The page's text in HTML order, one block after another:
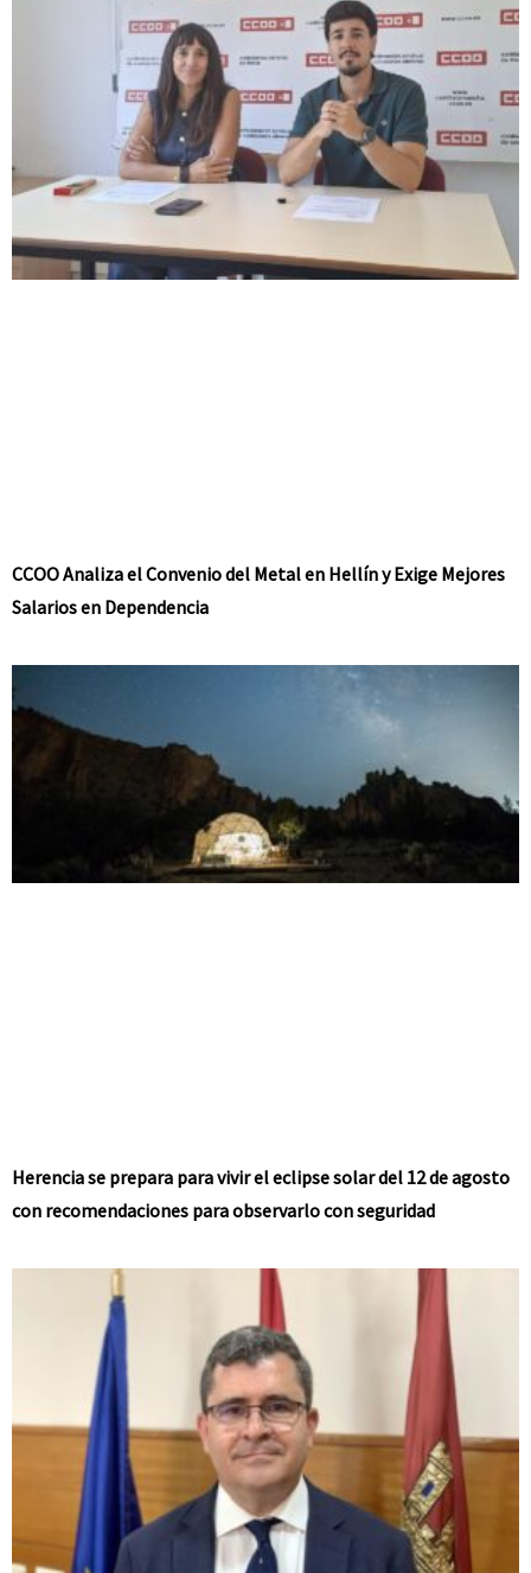
CCOO Analiza el Convenio del Metal en Hellín y Exige Mejores
Salarios en Dependencia
Herencia se prepara para vivir el eclipse solar del 12 de agosto
con recomendaciones para observarlo con seguridad